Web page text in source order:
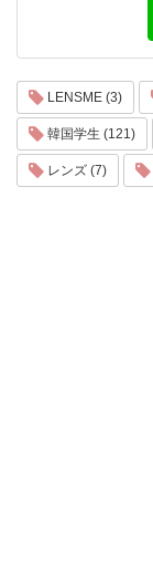
LENSME (3)
韓国学生 (121)
レンズ (7)